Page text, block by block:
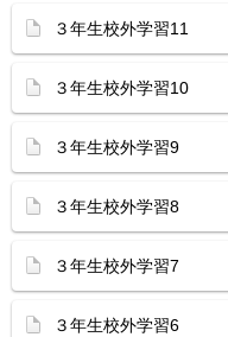
３年生校外学習11
３年生校外学習10
３年生校外学習9
３年生校外学習8
３年生校外学習7
３年生校外学習6